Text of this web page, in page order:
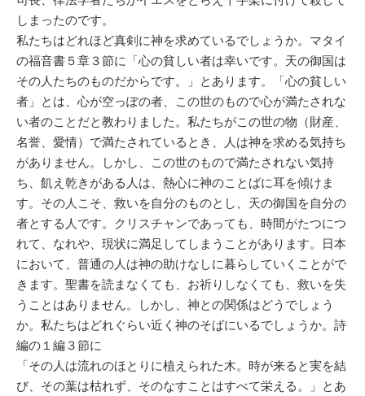
しまったのです。
私たちはどれほど真剣に神を求めているでしょうか。マタイ
の福音書５章３節に「心の貧しい者は幸いです。天の御国は
その人たちのものだからです。」とあります。「心の貧しい
者」とは、心が空っぽの者、この世のもので心が満たされな
い者のことだと教わりました。私たちがこの世の物（財産、
名誉、愛情）で満たされているとき、人は神を求める気持ち
がありません。しかし、この世のもので満たされない気持
ち、飢え乾きがある人は、熱心に神のことばに耳を傾けま
す。その人こそ、救いを自分のものとし、天の御国を自分の
者とする人です。クリスチャンであっても、時間がたつにつ
れて、なれや、現状に満足してしまうことがあります。日本
において、普通の人は神の助けなしに暮らしていくことがで
きます。聖書を読まなくても、お祈りしなくても、救いを失
うことはありません。しかし、神との関係はどうでしょう
か。私たちはどれぐらい近く神のそばにいるでしょうか。詩
編の１編３節に
「その人は流れのほとりに植えられた木。時が来ると実を結
び、その葉は枯れず、そのなすことはすべて栄える。」とあ